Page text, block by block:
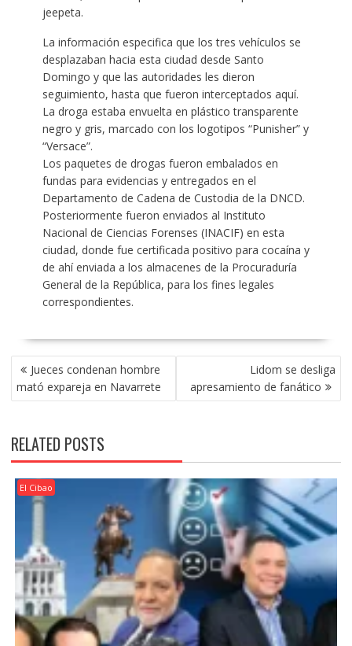
jeepeta.
La información especifica que los tres vehículos se
desplazaban hacia esta ciudad desde Santo
Domingo y que las autoridades les dieron
seguimiento, hasta que fueron interceptados aquí.
La droga estaba envuelta en plástico transparente
negro y gris, marcado con los logotipos “Punisher” y
“Versace”.
Los paquetes de drogas fueron embalados en
fundas para evidencias y entregados en el
Departamento de Cadena de Custodia de la DNCD.
Posteriormente fueron enviados al Instituto
Nacional de Ciencias Forenses (INACIF) en esta
ciudad, donde fue certificada positivo para cocaína y
de ahí enviada a los almacenes de la Procuraduría
General de la República, para los fines legales
correspondientes.
POST
NAVIGATION
Jueces condenan hombre
mató expareja en Navarrete
Lidom se desliga
apresamiento de fanático
RELATED POSTS
El Cibao